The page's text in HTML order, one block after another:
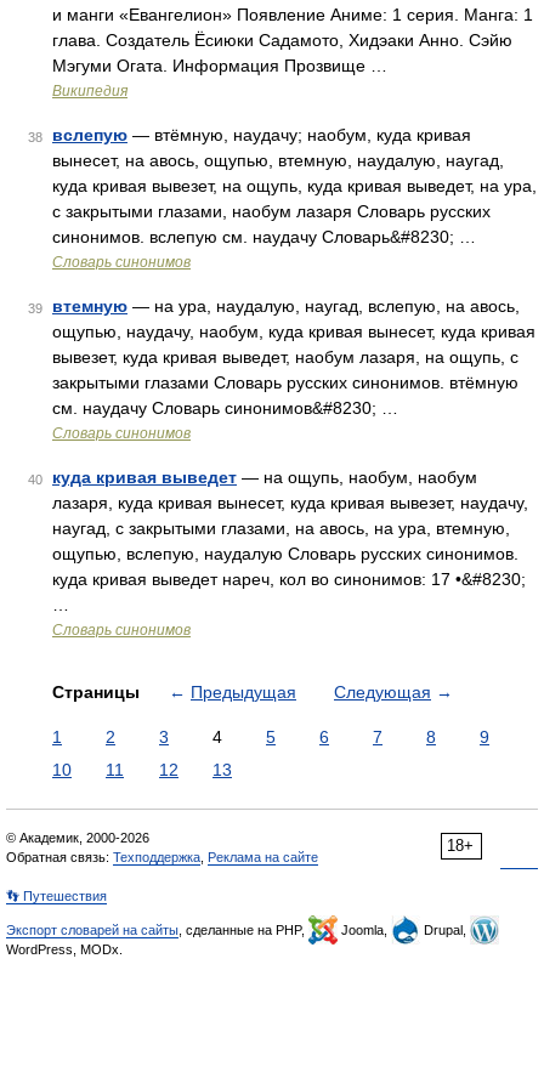
и манги «Евангелион» Появление Аниме: 1 серия. Манга: 1
глава. Создатель Ёсиюки Садамото, Хидэаки Анно. Сэйю
Мэгуми Огата. Информация Прозвище …
Википедия
38 вслепую — втёмную, наудачу; наобум, куда кривая
вынесет, на авось, ощупью, втемную, наудалую, наугад,
куда кривая вывезет, на ощупь, куда кривая выведет, на ура,
с закрытыми глазами, наобум лазаря Словарь русских
синонимов. вслепую см. наудачу Словарь&#8230; …
Словарь синонимов
39 втемную — на ура, наудалую, наугад, вслепую, на авось,
ощупью, наудачу, наобум, куда кривая вынесет, куда кривая
вывезет, куда кривая выведет, наобум лазаря, на ощупь, с
закрытыми глазами Словарь русских синонимов. втёмную
см. наудачу Словарь синонимов&#8230; …
Словарь синонимов
40 куда кривая выведет — на ощупь, наобум, наобум
лазаря, куда кривая вынесет, куда кривая вывезет, наудачу,
наугад, с закрытыми глазами, на авось, на ура, втемную,
ощупью, вслепую, наудалую Словарь русских синонимов.
куда кривая выведет нареч, кол во синонимов: 17 •&#8230;
Словарь синонимов
Страницы ← Предыдущая Следующая →
1 2 3 4 5 6 7 8
9
10
11 12 13
18+
© Академик, 2000-2026
Обратная связь: Техподдержка Реклама на сайте
👣 Путешествия
Экспорт словарей на сайты , сделанные на PHP, Joomla,
Drupal,
WordPress, MODx.